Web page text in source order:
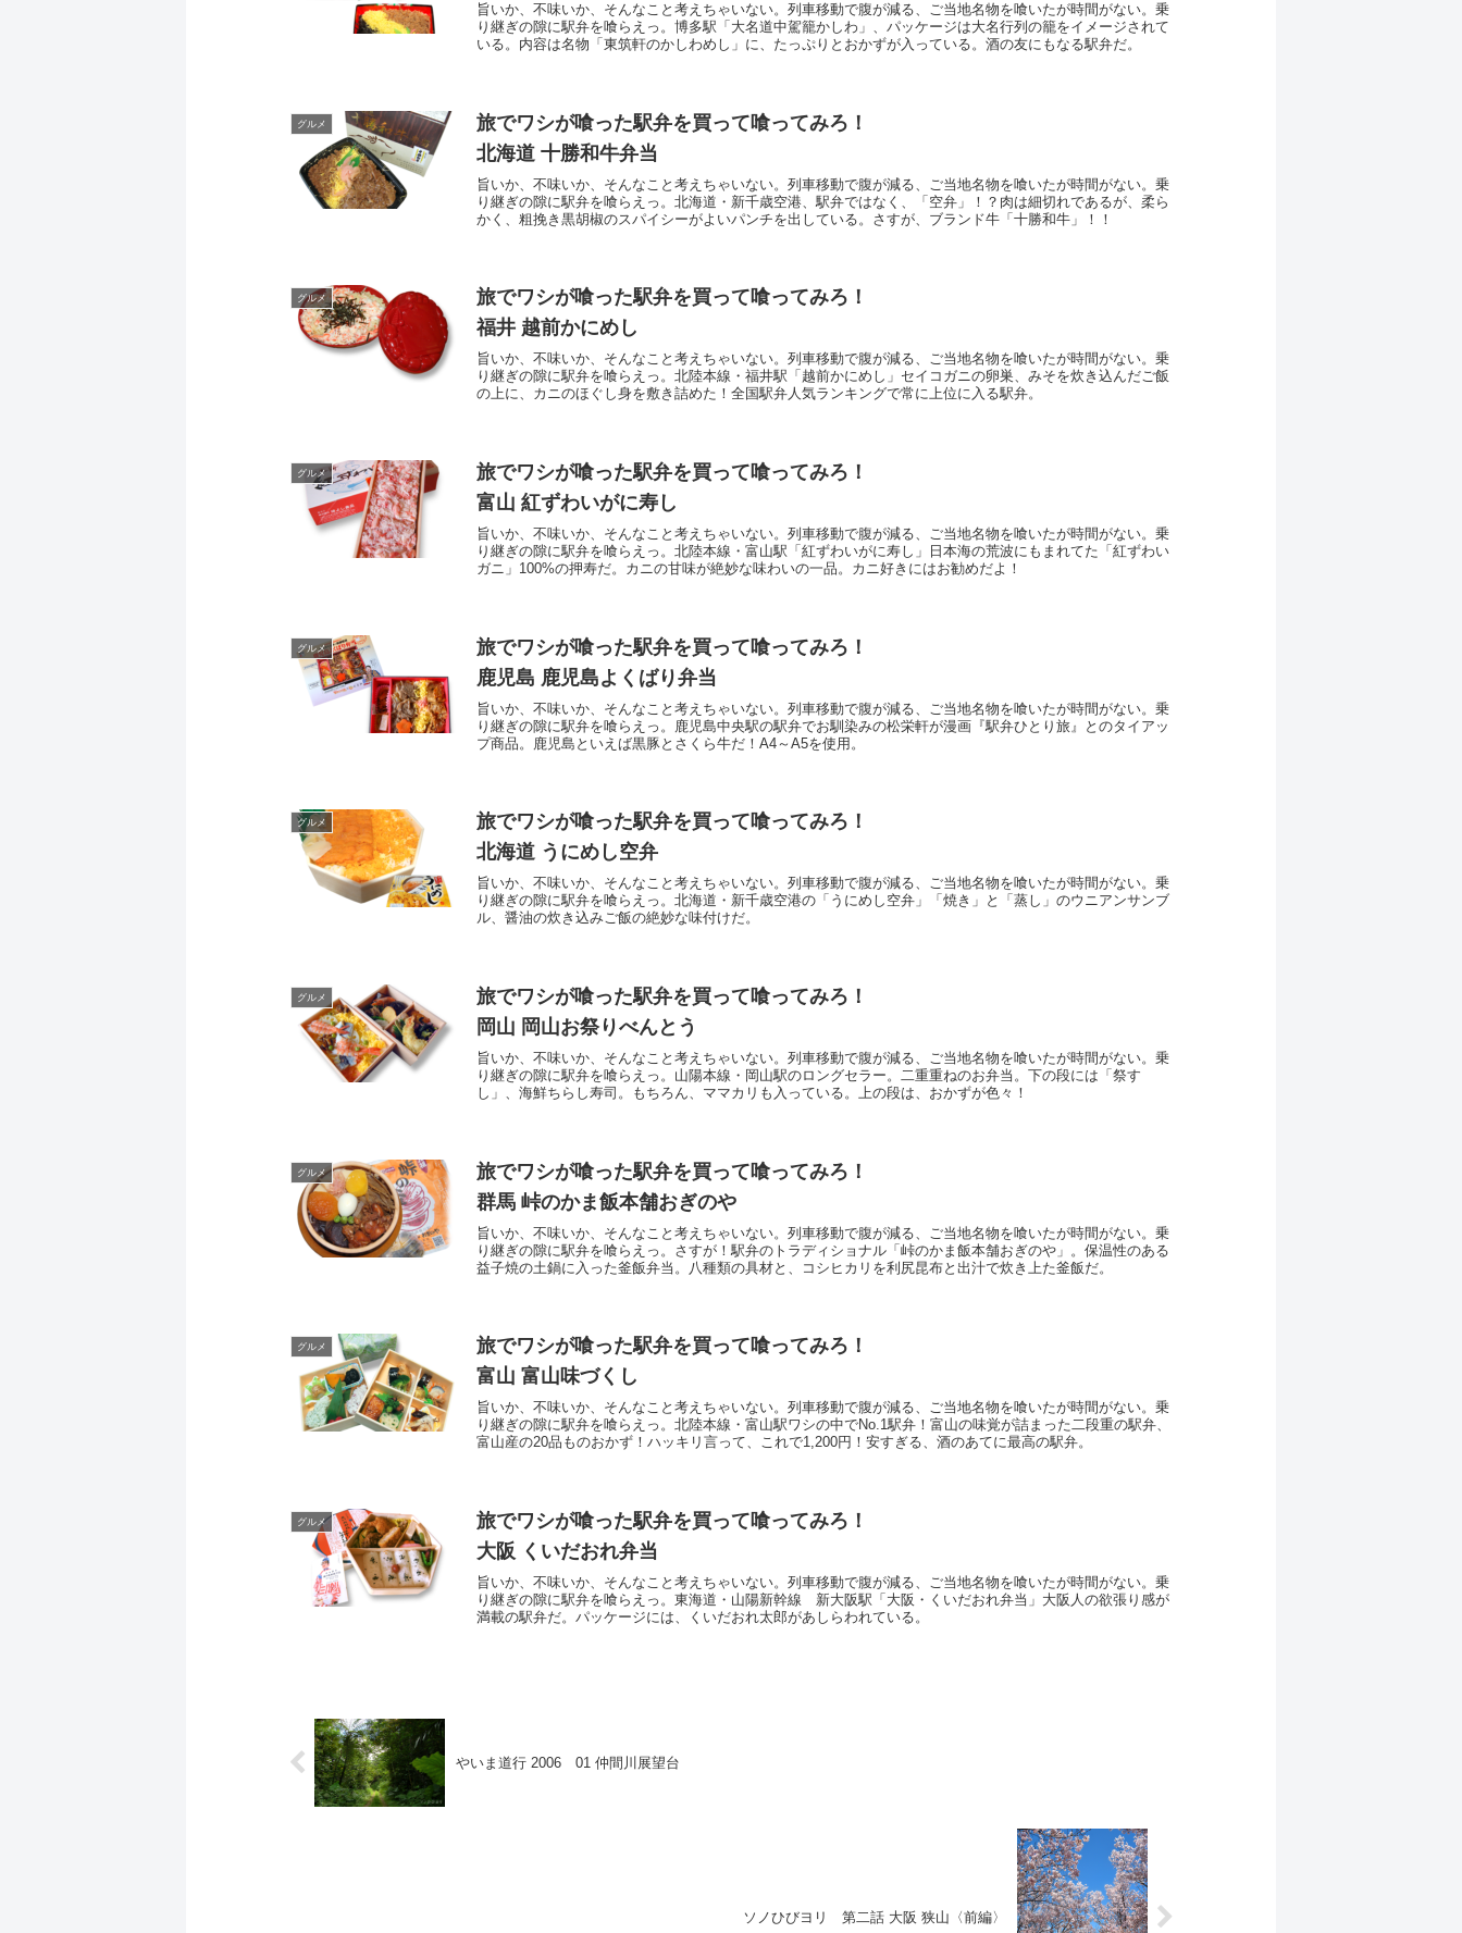
旨いか、不味いか、そんなこと考えちゃいない。列車移動で腹が減る、ご当地名物を喰いたが時間がない。乗
り継ぎの隙に駅弁を喰らえっ。博多駅「大名道中駕籠かしわ」、パッケージは大名行列の籠をイメージされて
いる。内容は名物「東筑軒のかしわめし」に、たっぷりとおかずが入っている。酒の友にもなる駅弁だ。
グルメ
旅でワシが喰った駅弁を買って喰ってみろ！
北海道 十勝和牛弁当
旨いか、不味いか、そんなこと考えちゃいない。列車移動で腹が減る、ご当地名物を喰いたが時間がない。乗
り継ぎの隙に駅弁を喰らえっ。北海道・新千歳空港、駅弁ではなく、「空弁」！？肉は細切れであるが、柔ら
かく、粗挽き黒胡椒のスパイシーがよいパンチを出している。さすが、ブランド牛「十勝和牛」！！
グルメ
旅でワシが喰った駅弁を買って喰ってみろ！
福井 越前かにめし
旨いか、不味いか、そんなこと考えちゃいない。列車移動で腹が減る、ご当地名物を喰いたが時間がない。乗
り継ぎの隙に駅弁を喰らえっ。北陸本線・福井駅「越前かにめし」セイコガニの卵巣、みそを炊き込んだご飯
の上に、カニのほぐし身を敷き詰めた！全国駅弁人気ランキングで常に上位に入る駅弁。
グルメ
旅でワシが喰った駅弁を買って喰ってみろ！
富山 紅ずわいがに寿し
旨いか、不味いか、そんなこと考えちゃいない。列車移動で腹が減る、ご当地名物を喰いたが時間がない。乗
り継ぎの隙に駅弁を喰らえっ。北陸本線・富山駅「紅ずわいがに寿し」日本海の荒波にもまれてた「紅ずわい
ガニ」100%の押寿だ。カニの甘味が絶妙な味わいの一品。カニ好きにはお勧めだよ！
グルメ
旅でワシが喰った駅弁を買って喰ってみろ！
鹿児島 鹿児島よくばり弁当
旨いか、不味いか、そんなこと考えちゃいない。列車移動で腹が減る、ご当地名物を喰いたが時間がない。乗
り継ぎの隙に駅弁を喰らえっ。鹿児島中央駅の駅弁でお馴染みの松栄軒が漫画『駅弁ひとり旅』とのタイアッ
プ商品。鹿児島といえば黒豚とさくら牛だ！A4～A5を使用。
グルメ
旅でワシが喰った駅弁を買って喰ってみろ！
北海道 うにめし空弁
旨いか、不味いか、そんなこと考えちゃいない。列車移動で腹が減る、ご当地名物を喰いたが時間がない。乗
り継ぎの隙に駅弁を喰らえっ。北海道・新千歳空港の「うにめし空弁」「焼き」と「蒸し」のウニアンサンブ
ル、醤油の炊き込みご飯の絶妙な味付けだ。
グルメ
旅でワシが喰った駅弁を買って喰ってみろ！
岡山 岡山お祭りべんとう
旨いか、不味いか、そんなこと考えちゃいない。列車移動で腹が減る、ご当地名物を喰いたが時間がない。乗
り継ぎの隙に駅弁を喰らえっ。山陽本線・岡山駅のロングセラー。二重重ねのお弁当。下の段には「祭す
し」、海鮮ちらし寿司。もちろん、ママカリも入っている。上の段は、おかずが色々！
グルメ
旅でワシが喰った駅弁を買って喰ってみろ！
群馬 峠のかま飯本舗おぎのや
旨いか、不味いか、そんなこと考えちゃいない。列車移動で腹が減る、ご当地名物を喰いたが時間がない。乗
り継ぎの隙に駅弁を喰らえっ。さすが！駅弁のトラディショナル「峠のかま飯本舗おぎのや」。保温性のある
益子焼の土鍋に入った釜飯弁当。八種類の具材と、コシヒカリを利尻昆布と出汁で炊き上た釜飯だ。
グルメ
旅でワシが喰った駅弁を買って喰ってみろ！
富山 富山味づくし
旨いか、不味いか、そんなこと考えちゃいない。列車移動で腹が減る、ご当地名物を喰いたが時間がない。乗
り継ぎの隙に駅弁を喰らえっ。北陸本線・富山駅ワシの中でNo.1駅弁！富山の味覚が詰まった二段重の駅弁、
富山産の20品ものおかず！ハッキリ言って、これで1,200円！安すぎる、酒のあてに最高の駅弁。
グルメ
旅でワシが喰った駅弁を買って喰ってみろ！
大阪 くいだおれ弁当
旨いか、不味いか、そんなこと考えちゃいない。列車移動で腹が減る、ご当地名物を喰いたが時間がない。乗
り継ぎの隙に駅弁を喰らえっ。東海道・山陽新幹線 新大阪駅「大阪・くいだおれ弁当」大阪人の欲張り感が
満載の駅弁だ。パッケージには、くいだおれ太郎があしらわれている。
やいま道行 2006 01 仲間川展望台
ソノひびヨリ 第二話 大阪 狭山〈前編〉